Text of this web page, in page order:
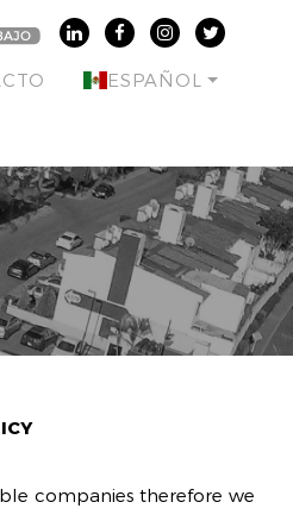
ESPAÑOL
companies therefore we